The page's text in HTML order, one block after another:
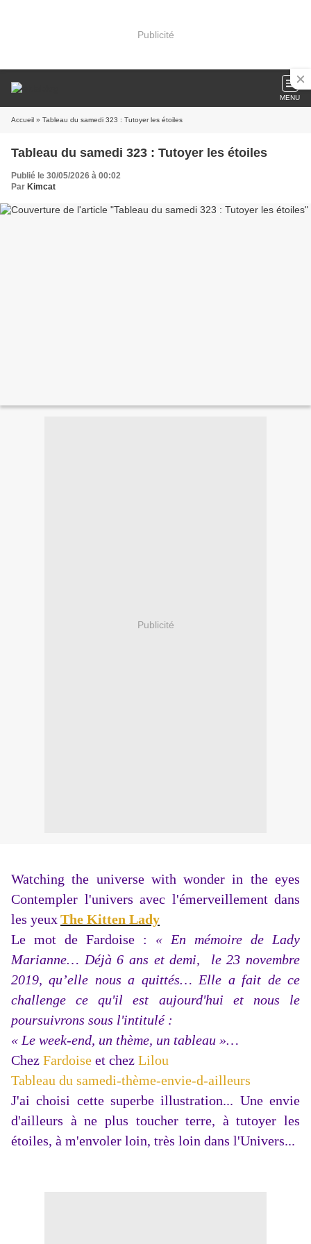
Publicité
MENU
Accueil » Tableau du samedi 323 : Tutoyer les étoiles
Tableau du samedi 323 : Tutoyer les étoiles
Publié le 30/05/2026 à 00:02
Par Kimcat
Publicité
Watching the universe with wonder in the eyes
Contempler l'univers avec l'émerveillement dans
les yeuxThe Kitten Lady
Le mot de Fardoise :
« En mémoire de Lady
Marianne… Déjà 6 ans et demi, le 23 novembre
2019, qu’elle nous a quittés… Elle a fait de ce
challenge ce qu'il est aujourd'hui et nous le
poursuivrons sous l'intitulé :
« Le week-end, un thème, un tableau »…
Chez Fardoise et chez Lilou
Tableau du samedi-thème-envie-d-ailleurs
J'ai choisi cette superbe illustration... Une envie
d'ailleurs à ne plus toucher terre, à tutoyer les
étoiles, à m'envoler loin, très loin dans l'Univers...